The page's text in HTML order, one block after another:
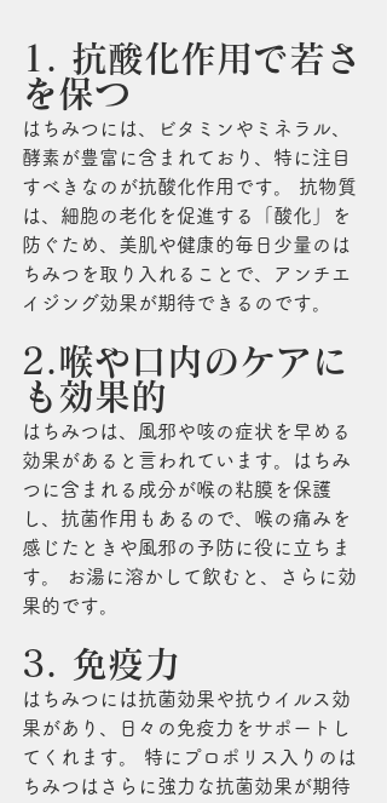
1. 抗酸化作用で若さ
を保つ
はちみつには、ビタミンやミネラル、
酵素が豊富に含まれており、特に注目
すべきなのが抗酸化作用です。 抗物質
は、細胞の老化を促進する「酸化」を
防ぐため、美肌や健康的毎日少量のは
ちみつを取り入れることで、アンチエ
イジング効果が期待できるのです。
2.喉や口内のケアに
も効果的
はちみつは、風邪や咳の症状を早める
効果があると言われています。はちみ
つに含まれる成分が喉の粘膜を保護
し、抗菌作用もあるので、喉の痛みを
感じたときや風邪の予防に役に立ちま
す。 お湯に溶かして飲むと、さらに効
果的です。
3. 免疫力
はちみつには抗菌効果や抗ウイルス効
果があり、日々の免疫力をサポートし
てくれます。 特にプロポリス入りのは
ちみつはさらに強力な抗菌効果が期待